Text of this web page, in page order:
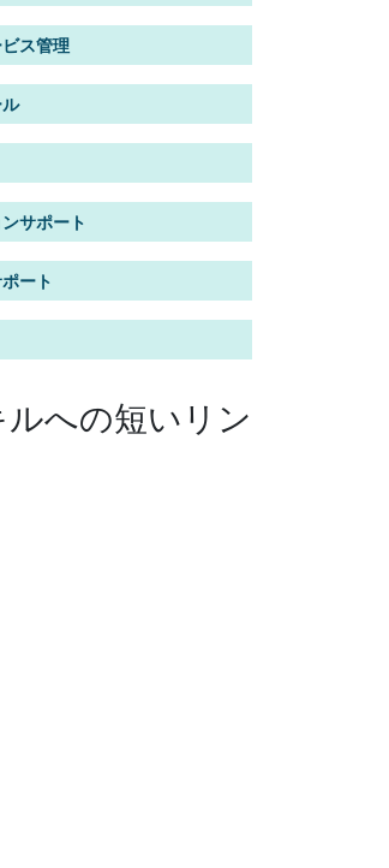
ス管理
サポート
ート
ルへの短いリン